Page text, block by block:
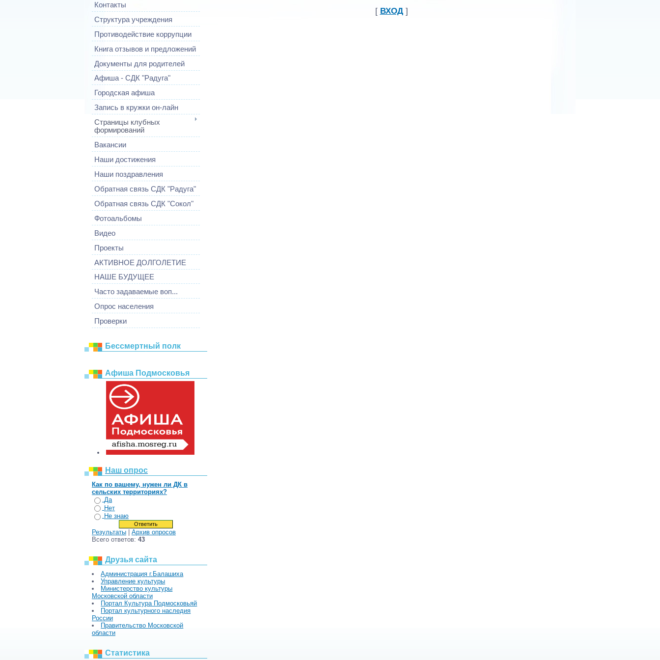
Контакты
Структура учреждения
Противодействие коррупции
Книга отзывов и предложений
Документы для родителей
Афиша - СДК "Радуга"
Городская афиша
Запись в кружки он-лайн
Страницы клубных
формирований
Вакансии
Наши достижения
Наши поздравления
Обратная связь СДК "Радуга"
Обратная связь СДК "Сокол"
Фотоальбомы
Видео
Проекты
АКТИВНОЕ ДОЛГОЛЕТИЕ
НАШЕ БУДУЩЕЕ
Часто задаваемые воп...
Опрос населения
Проверки
Бессмертный полк
Афиша Подмосковья
Наш опрос
Как по вашему, нужен ли ДК в
сельских территориях?
Да
Нет
Не знаю
Результаты | Архив опросов
Всего ответов: 43
Друзья сайта
Администрация г.Балашиха
Управление культуры
Министерство культуры
Московской области
Портал Культура Подмосковьяй
Портал культурного наследия
России
Правительство Московской
области
Статистика
[ ВХОД]